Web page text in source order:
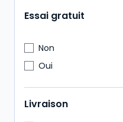
Essai gratuit
Non
Oui
Livraison